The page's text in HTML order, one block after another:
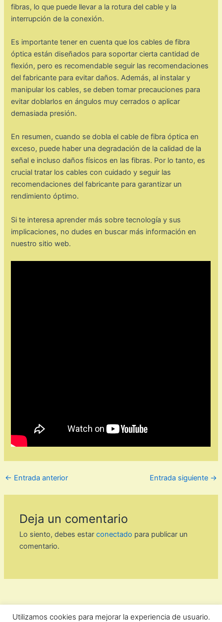
fibras, lo que puede llevar a la rotura del cable y la
interrupción de la conexión.
Es importante tener en cuenta que los cables de fibra
óptica están diseñados para soportar cierta cantidad de
flexión, pero es recomendable seguir las recomendaciones
del fabricante para evitar daños. Además, al instalar y
manipular los cables, se deben tomar precauciones para
evitar doblarlos en ángulos muy cerrados o aplicar
demasiada presión.
En resumen, cuando se dobla el cable de fibra óptica en
exceso, puede haber una degradación de la calidad de la
señal e incluso daños físicos en las fibras. Por lo tanto, es
crucial tratar los cables con cuidado y seguir las
recomendaciones del fabricante para garantizar un
rendimiento óptimo.
Si te interesa aprender más sobre tecnología y sus
implicaciones, no dudes en buscar más información en
nuestro sitio web.
← Entrada anterior Entrada siguiente →
Deja un comentario
Lo siento, debes estarconectado para publicar un
comentario.
Utilizamos cookies para mejorar la experiencia de usuario.